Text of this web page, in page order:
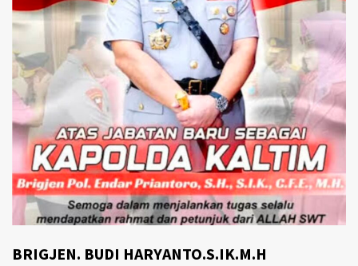
BRIGJEN. BUDI HARYANTO.S.IK.M.H